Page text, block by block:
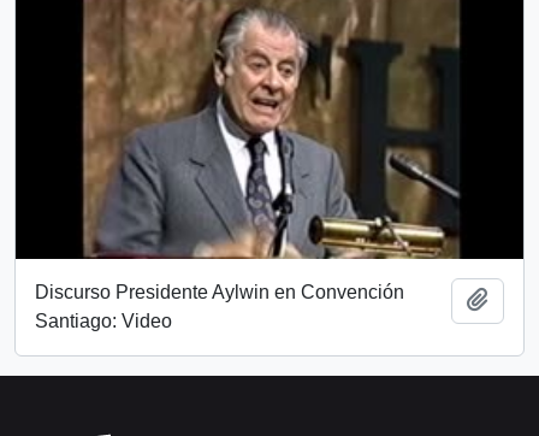
Discurso Presidente Aylwin en Convención
Santiago: Video